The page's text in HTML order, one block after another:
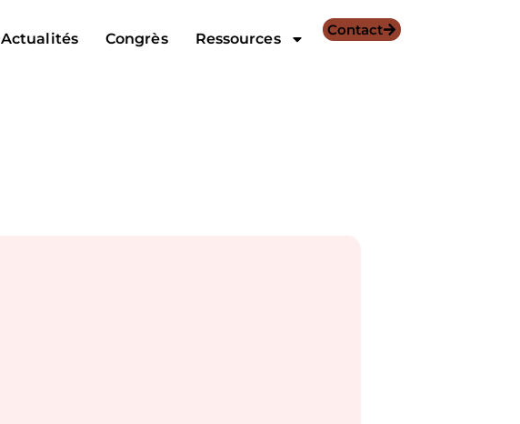
Actualités Congrès Ressources
Contact